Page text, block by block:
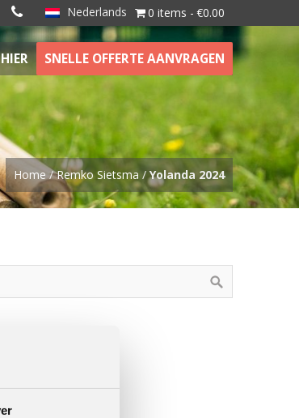
0 items €0.00
Nederlands

SNELLE OFFERTE AANVRAGEN
Home /Remko Sietsma /Yolanda 2024